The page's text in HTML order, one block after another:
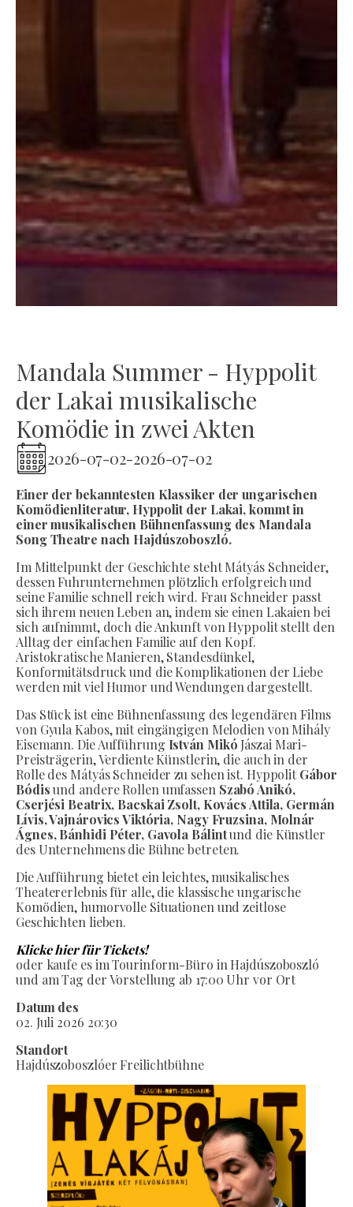
Mandala Summer - Hyppolit
der Lakai musikalische
Komödie in zwei Akten
2026-07-02-2026-07-02
Einer der bekanntesten Klassiker der ungarischen
Komödienliteratur, Hyppolit der Lakai, kommt in
einer musikalischen Bühnenfassung des Mandala
Song Theatre nach Hajdúszoboszló.
Im Mittelpunkt der Geschichte steht Mátyás Schneider,
dessen Fuhrunternehmen plötzlich erfolgreich und
seine Familie schnell reich wird. Frau Schneider passt
sich ihrem neuen Leben an, indem sie einen Lakaien bei
sich aufnimmt, doch die Ankunft von Hyppolit stellt den
Alltag der einfachen Familie auf den Kopf.
Aristokratische Manieren, Standesdünkel,
Konformitätsdruck und die Komplikationen der Liebe
werden mit viel Humor und Wendungen dargestellt.
Das Stück ist eine Bühnenfassung des legendären Films
von Gyula Kabos, mit eingängigen Melodien von Mihály
Eisemann. Die Aufführung István Mikó Jászai Mari-
Preisträgerin, Verdiente Künstlerin, die auch in der
Rolle des Mátyás Schneider zu sehen ist. Hyppolit Gábor
Bódisund andere Rollen umfassen Szabó Anikó,
Cserjési Beatrix, Bacskai Zsolt, Kovács Attila, Germán
Lívis, Vajnárovics Viktória, Nagy Fruzsina, Molnár
Ágnes, Bánhidi Péter, Gavola Bálintund die Künstler
des Unternehmens die Bühne betreten.
Die Aufführung bietet ein leichtes, musikalisches
Theatererlebnis für alle, die klassische ungarische
Komödien, humorvolle Situationen und zeitlose
Geschichten lieben.
Klicke hier für Tickets!
oder kaufe es im Tourinform-Büro in Hajdúszoboszló
und am Tag der Vorstellung ab 17:00 Uhr vor Ort
Datum des
02. Juli 2026 20:30
Standort
Hajdúszoboszlóer Freilichtbühne